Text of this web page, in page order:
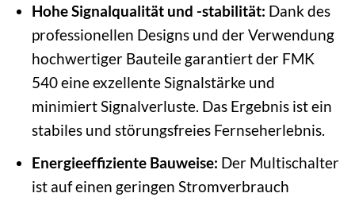
Hohe Signalqualität und -stabilität: Dank des
professionellen Designs und der Verwendung
hochwertiger Bauteile garantiert der FMK
540 eine exzellente Signalstärke und
minimiert Signalverluste. Das Ergebnis ist ein
stabiles und störungsfreies Fernseherlebnis.
Energieeffiziente Bauweise: Der Multischalter
ist auf einen geringen Stromverbrauch